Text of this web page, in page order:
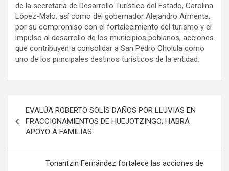
de la secretaria de Desarrollo Turístico del Estado, Carolina
López-Malo, así como del gobernador Alejandro Armenta,
por su compromiso con el fortalecimiento del turismo y el
impulso al desarrollo de los municipios poblanos, acciones
que contribuyen a consolidar a San Pedro Cholula como
uno de los principales destinos turísticos de la entidad.
Navegación
de
entradas
EVALÚA ROBERTO SOLÍS DAÑOS POR LLUVIAS EN
FRACCIONAMIENTOS DE HUEJOTZINGO; HABRÁ
APOYO A FAMILIAS
Tonantzin Fernández fortalece las acciones de